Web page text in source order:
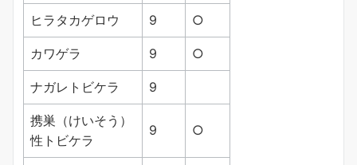
ヒラタカゲロウ 9 ○
カワゲラ 9 ○
ナガレトビケラ 9
携巣（けいそう）
性トビケラ
9 ○